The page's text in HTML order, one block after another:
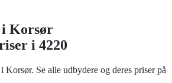
i Korsør
i 4220
i Korsør. Se alle udbydere og deres priser på